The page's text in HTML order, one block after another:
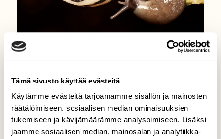
Tämä sivusto käyttää evästeitä
Käytämme evästeitä tarjoamamme sisällön ja mainosten
räätälöimiseen, sosiaalisen median ominaisuuksien
tukemiseen ja kävijämäärämme analysoimiseen. Lisäksi
jaamme sosiaalisen median, mainosalan ja analytiikka-
Ukkoetanoiden herkkä hetki